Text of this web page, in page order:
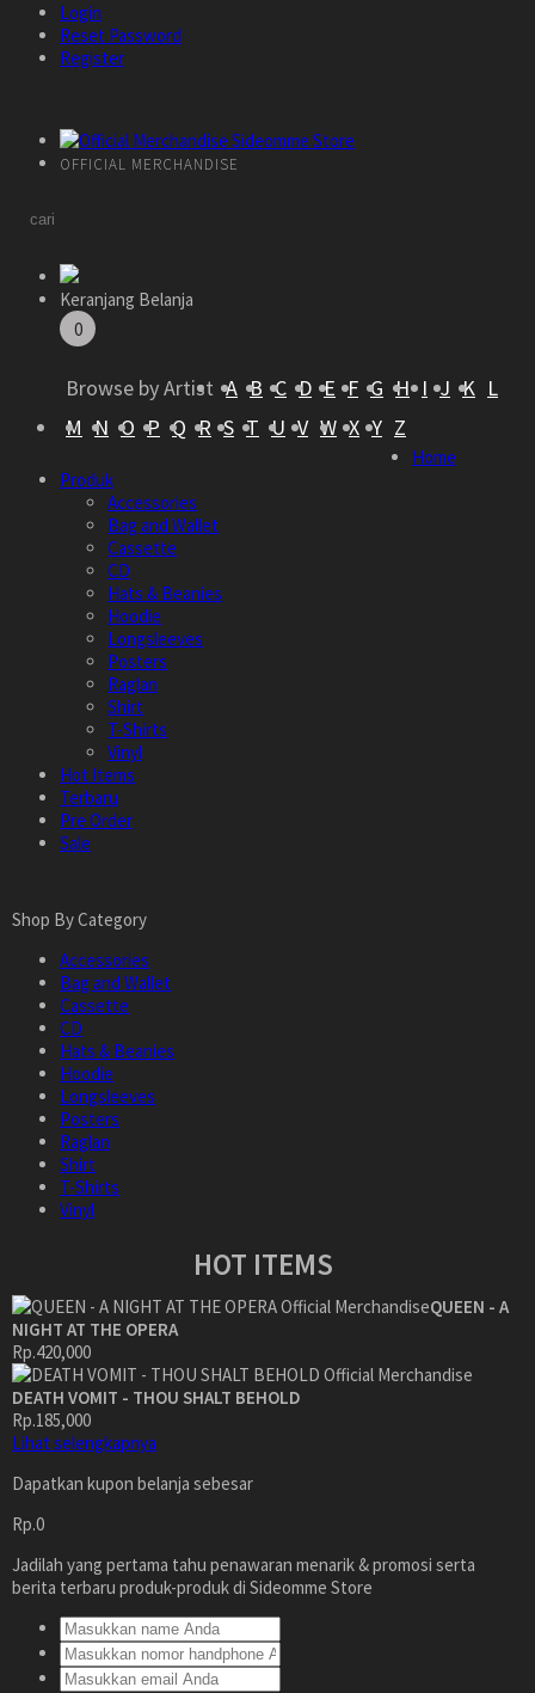
Login
Reset Password
Register
OFFICIAL MERCHANDISE
Keranjang Belanja
0
Browse by Artist A B C D E F G H I J K L
M N O P Q R S T U V W X Y Z
Home
Produk
Accessories
Bag and Wallet
Cassette
CD
Hats & Beanies
Hoodie
Longsleeves
Posters
Raglan
Shirt
T-Shirts
Vinyl
Hot Items
Terbaru
Pre Order
Sale
Shop By Category
Accessories
Bag and Wallet
Cassette
CD
Hats & Beanies
Hoodie
Longsleeves
Posters
Raglan
Shirt
T-Shirts
Vinyl
HOT ITEMS
QUEEN - A
NIGHT AT THE OPERA
Rp.420,000
DEATH VOMIT - THOU SHALT BEHOLD
Rp.185,000
Lihat selengkapnya
Dapatkan kupon belanja sebesar
Rp.0
Jadilah yang pertama tahu penawaran menarik & promosi serta
berita terbaru produk-produk di Sideomme Store